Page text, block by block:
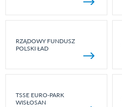
RZĄDOWY FUNDUSZ
POLSKI ŁAD
TSSE EURO-PARK
WISŁOSAN